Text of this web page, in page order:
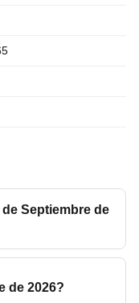
Septiembre de
de 2026?